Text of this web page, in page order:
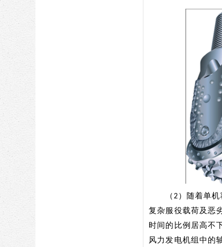
（2）随着单机容
复杂服役载荷及恶
时间的比例居高不
风力发电机组中的